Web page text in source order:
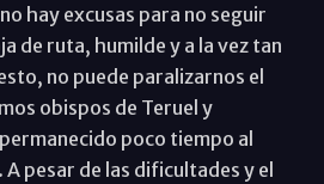
hay excusas para no seguir
de ruta, humilde y a la vez tan
no puede paralizarnos el
obispos de Teruel y
poco tiempo al
pesar de las dificultades y el